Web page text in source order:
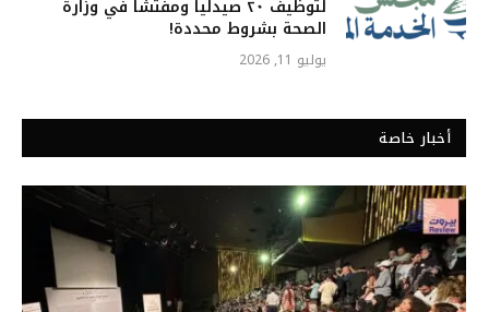
لتوظيف ٢٠ صيدلياً ومفتشاً في وزارة
الصحة بشروط محددة!
يوليو 11, 2026
أخبار خاصة